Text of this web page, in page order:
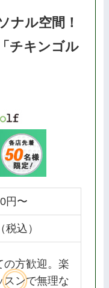
ナル空間！
チキンゴル
円〜
税込）
の方歓迎。楽
スンで無理な